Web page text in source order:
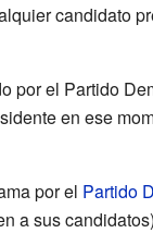
candidato
por el Partido
en ese
por el Partido
a sus